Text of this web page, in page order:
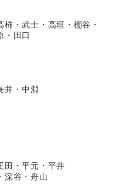
・武士・高垣・棚谷・
・田口
井・中淵
田・平元・平井
深谷・舟山